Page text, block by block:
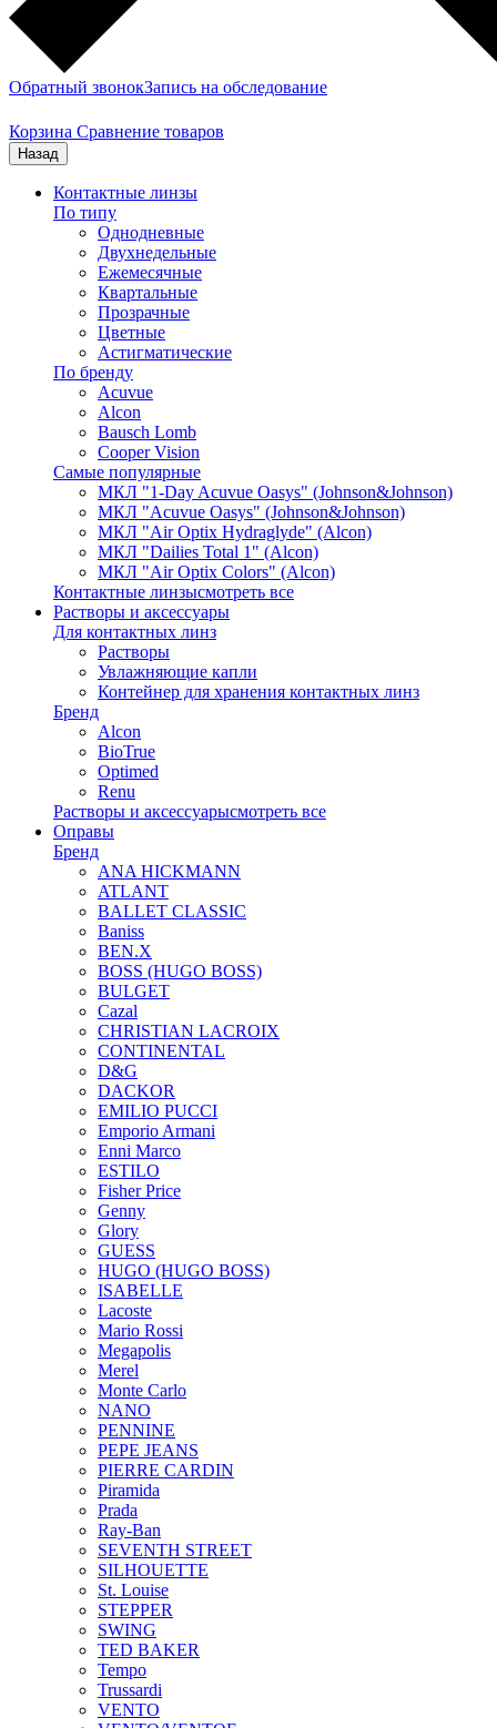
Обратный звонокЗапись на обследование
Корзина Сравнение товаров
Назад
Контактные линзы
По типу
Однодневные
Двухнедельные
Ежемесячные
Квартальные
Прозрачные
Цветные
Астигматические
По бренду
Acuvue
Alcon
Bausch Lomb
Cooper Vision
Самые популярные
МКЛ "1-Day Acuvue Oasys" (Johnson&Johnson)
МКЛ "Acuvue Oasys" (Johnson&Johnson)
МКЛ "Air Optix Hydraglyde" (Alcon)
МКЛ "Dailies Total 1" (Alcon)
МКЛ "Air Optix Colors" (Alcon)
Контактные линзысмотреть все
Растворы и аксессуары
Для контактных линз
Растворы
Увлажняющие капли
Контейнер для хранения контактных линз
Бренд
Alcon
BioTrue
Optimed
Renu
Растворы и аксессуарысмотреть все
Оправы
Бренд
ANA HICKMANN
ATLANT
BALLET CLASSIC
Baniss
BEN.X
BOSS (HUGO BOSS)
BULGET
Cazal
CHRISTIAN LACROIX
CONTINENTAL
D&G
DACKOR
EMILIO PUCCI
Emporio Armani
Enni Marco
ESTILO
Fisher Price
Genny
Glory
GUESS
HUGO (HUGO BOSS)
ISABELLE
Lacoste
Mario Rossi
Megapolis
Merel
Monte Carlo
NANO
PENNINE
PEPE JEANS
PIERRE CARDIN
Piramida
Prada
Ray-Ban
SEVENTH STREET
SILHOUETTE
St. Louise
STEPPER
SWING
TED BAKER
Tempo
Trussardi
VENTO